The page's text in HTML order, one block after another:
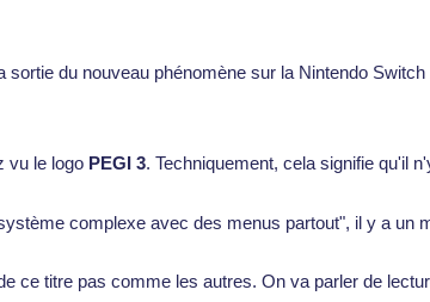
du nouveau phénomène sur la Nintendo Switch
vu le logo PEGI 3. Techniquement, cela signifie qu'il
complexe avec des menus partout", il y a un
ce titre pas comme les autres. On va parler de